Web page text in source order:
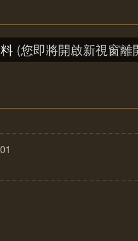
(您即將開啟新視窗離